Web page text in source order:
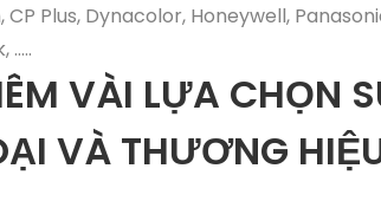
Plus, Dynacolor, Honeywell,
VÀI LỰA CHỌN
VÀ THƯƠNG